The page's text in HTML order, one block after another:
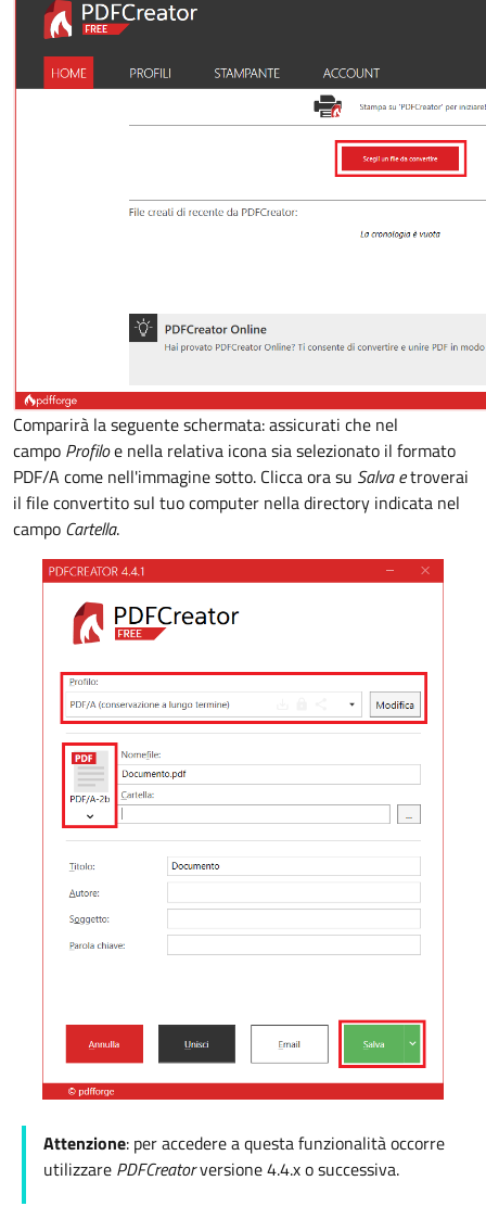
Comparirà la seguente schermata: assicurati che nel
campo Profiloe nella relativa icona sia selezionato il formato
PDF/A come nell'immagine sotto. Clicca ora su Salva etroverai
il file convertito sul tuo computer nella directory indicata nel
campo Cartella.
Attenzione: per accedere a questa funzionalità occorre
utilizzare PDFCreatorversione 4.4.x o successiva.